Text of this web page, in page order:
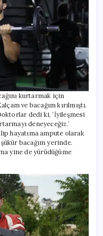
kurtarmak için
ve bacağım kırılmıştı.
dedi ki, ‘İyileşmesi
deneyeceğiz.’
hayatıma ampute olarak
bacağım yerinde.
yine de yürüdüğüme